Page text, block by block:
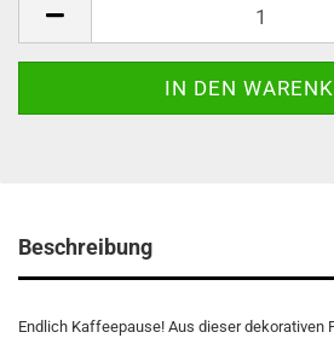
Beschreibung
Endlich Kaffeepause! Aus dieser dekorativen